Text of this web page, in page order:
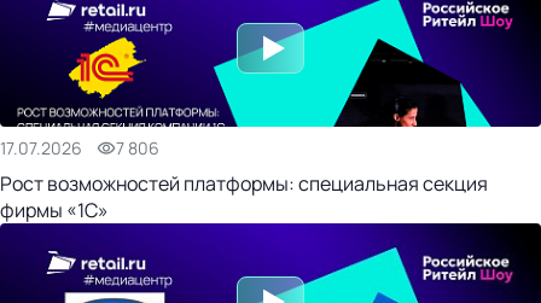
17.07.2026 7 806
Рост возможностей платформы: специальная секция
фирмы «1С»